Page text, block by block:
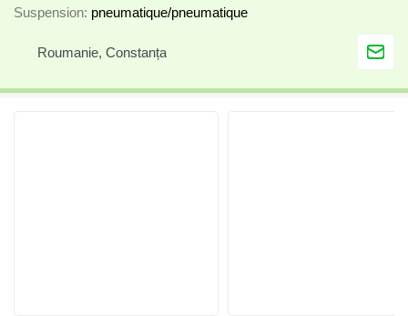
Suspension pneumatique/pneumatique
Roumanie, Constanța